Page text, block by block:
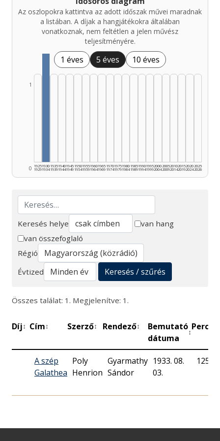
Az oszlopokra kattintva az adott időszak művei maradnak
a listában. A díjak a hangjátékokra általában
vonatkoznak, nem feltétlen a jelen művész
teljesítményére.
1 éves 5 éves 10 éves
0
1
1925
1929
1930
1934
1935
1939
1940
1944
1945
1949
1950
1954
1955
1959
1960
1964
1965
1969
1970
1974
1975
1979
1980
1984
1985
1989
1990
1994
1995
1999
2000
2004
2005
2009
2010
2014
2015
2019
2020
2024
2025
2026
Keresés
Keresés helye
van hang
van összefoglaló
Régió
Évtized
Keresés / szűrés
Összes találat: 1. Megjelenítve: 1.
Díj↕ Cím↕ Szerző↕ Rendező↕
Bemutató
dátuma
↕
Perc
A szép
Galathea
Poly
Henrion
Gyarmathy
Sándor
1933. 08.
03.
125